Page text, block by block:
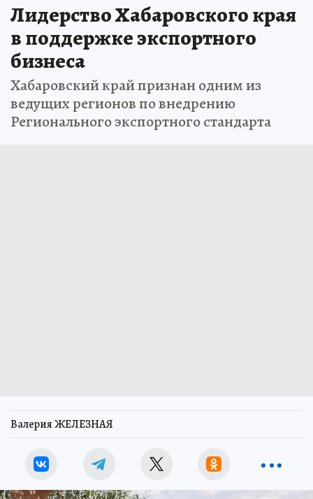
Лидерство Хабаровского края
в поддержке экспортного
бизнеса
Хабаровский край признан одним из
ведущих регионов по внедрению
Регионального экспортного стандарта
Валерия ЖЕЛЕЗНАЯ